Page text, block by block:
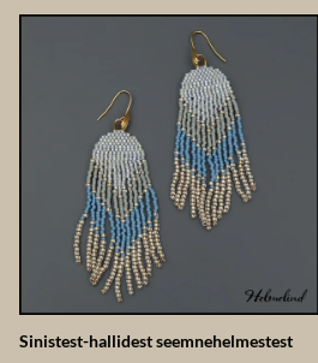
Sinistest-hallidest seemnehelmestest